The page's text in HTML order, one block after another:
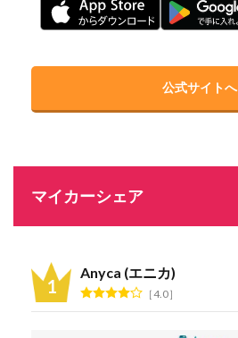
公式サイトへ
マイカーシェア
Anyca (エニカ)
4.0